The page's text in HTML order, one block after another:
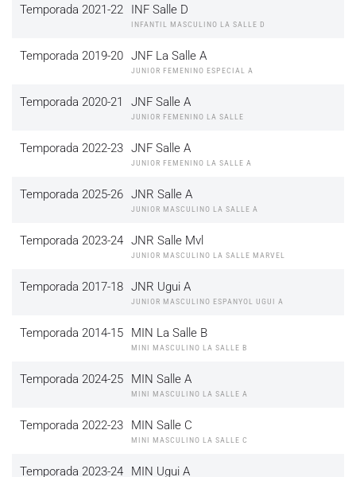
Temporada 2021-22 INF Salle D
INFANTIL MASCULINO LA SALLE D
Temporada 2019-20 JNF La Salle A
JUNIOR FEMENINO ESPECIAL A
Temporada 2020-21 JNF Salle A
JUNIOR FEMENINO LA SALLE
Temporada 2022-23 JNF Salle A
JUNIOR FEMENINO LA SALLE A
Temporada 2025-26 JNR Salle A
JUNIOR MASCULINO LA SALLE A
Temporada 2023-24 JNR Salle Mvl
JUNIOR MASCULINO LA SALLE MARVEL
Temporada 2017-18 JNR Ugui A
JUNIOR MASCULINO ESPANYOL UGUI A
Temporada 2014-15 MIN La Salle B
MINI MASCULINO LA SALLE B
Temporada 2024-25 MIN Salle A
MINI MASCULINO LA SALLE A
Temporada 2022-23 MIN Salle C
MINI MASCULINO LA SALLE C
Temporada 2023-24 MIN Ugui A